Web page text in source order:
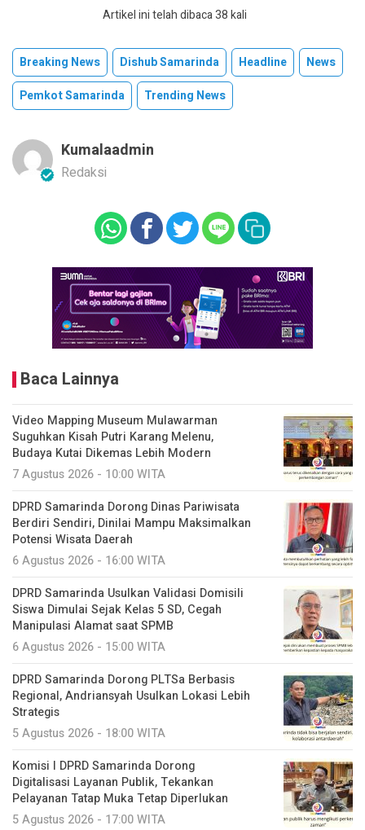
Artikel ini telah dibaca 38 kali
Breaking News Dishub Samarinda Headline
News
Pemkot Samarinda
Trending News
Kumalaadmin
Redaksi
Baca Lainnya
Video Mapping Museum Mulawarman
Suguhkan Kisah Putri Karang Melenu,
Budaya Kutai Dikemas Lebih Modern
7 Agustus 2026 - 10:00 WITA
DPRD Samarinda Dorong Dinas Pariwisata
Berdiri Sendiri, Dinilai Mampu Maksimalkan
Potensi Wisata Daerah
6 Agustus 2026 - 16:00 WITA
DPRD Samarinda Usulkan Validasi Domisili
Siswa Dimulai Sejak Kelas 5 SD, Cegah
Manipulasi Alamat saat SPMB
6 Agustus 2026 - 15:00 WITA
DPRD Samarinda Dorong PLTSa Berbasis
Regional, Andriansyah Usulkan Lokasi Lebih
Strategis
5 Agustus 2026 - 18:00 WITA
Komisi I DPRD Samarinda Dorong
Digitalisasi Layanan Publik, Tekankan
Pelayanan Tatap Muka Tetap Diperlukan
5 Agustus 2026 - 17:00 WITA